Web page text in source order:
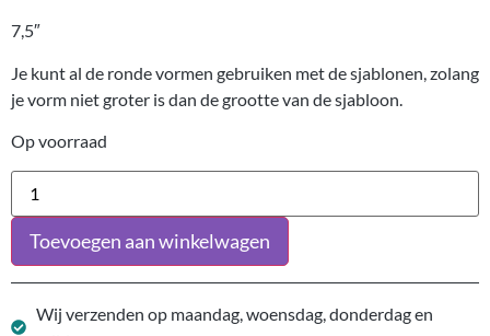
7,5″
Je kunt al de ronde vormen gebruiken met de sjablonen, zolang
je vorm niet groter is dan de grootte van de sjabloon.
Op voorraad
Toevoegen aan winkelwagen
Wij verzenden op maandag, woensdag, donderdag en